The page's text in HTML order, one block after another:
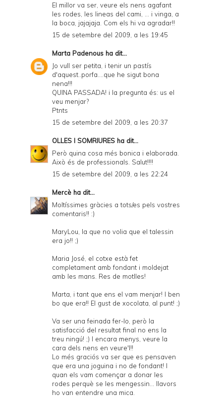
El millor va ser, veure els nens agafant
les rodes, les lineas del cami, ... i vinga, a
la boca, jajajaja. Com els hi va agradar!!
15 de setembre del 2009, a les 19:45
Marta Padenous ha dit...
Jo vull ser petita, i tenir un pastís
d'aquest..porfa....que he sigut bona
nena!!!
QUINA PASSADA! i la pregunta és: us el
veu menjar?
Ptnts
15 de setembre del 2009, a les 20:37
OLLES I SOMRIURES ha dit...
Però quina cosa més bonica i elaborada.
Això és de professionals. Salut!!!!
15 de setembre del 2009, a les 22:24
Mercè ha dit...
Moltíssimes gràcies a tots/es pels vostres
comentaris!! :)
MaryLou, la que no volia que el talessin
era jo!! ;)
Maria José, el cotxe està fet
completament amb fondant i moldejat
amb les mans. Res de motlles!
Marta, i tant que ens el vam menjar! I ben
bo que era!! El gust de xocolata, al punt! ;)
Va ser una feinada fer-lo, però la
satisfacció del resultat final no ens la
treu ningú! ;) I encara menys, veure la
cara dels nens en veure'l!!
Lo més graciós va ser que es pensaven
que era una joguina i no de fondant! I
quan els vam començar a donar les
rodes perquè se les mengessin... llavors
ho van entendre una mica.